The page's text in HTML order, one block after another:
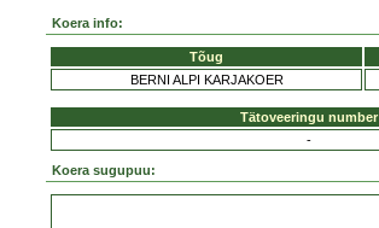
Koera info:
Tõug
BERNI ALPI KARJAKOER
Tätoveeringu number
-
Koera sugupuu: